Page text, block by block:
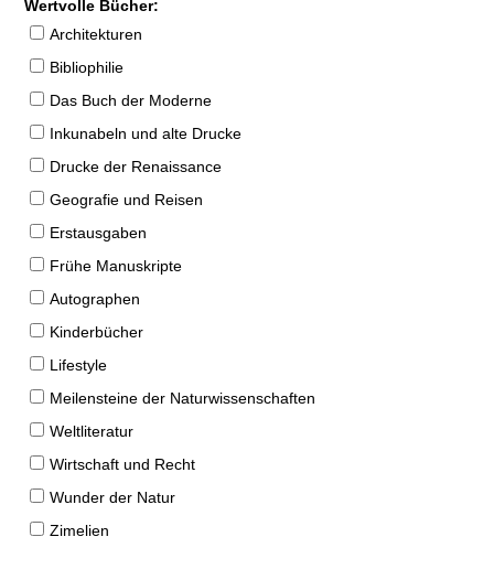
Wertvolle Bücher:
Architekturen
Bibliophilie
Das Buch der Moderne
Inkunabeln und alte Drucke
Drucke der Renaissance
Geografie und Reisen
Erstausgaben
Frühe Manuskripte
Autographen
Kinderbücher
Lifestyle
Meilensteine der Naturwissenschaften
Weltliteratur
Wirtschaft und Recht
Wunder der Natur
Zimelien